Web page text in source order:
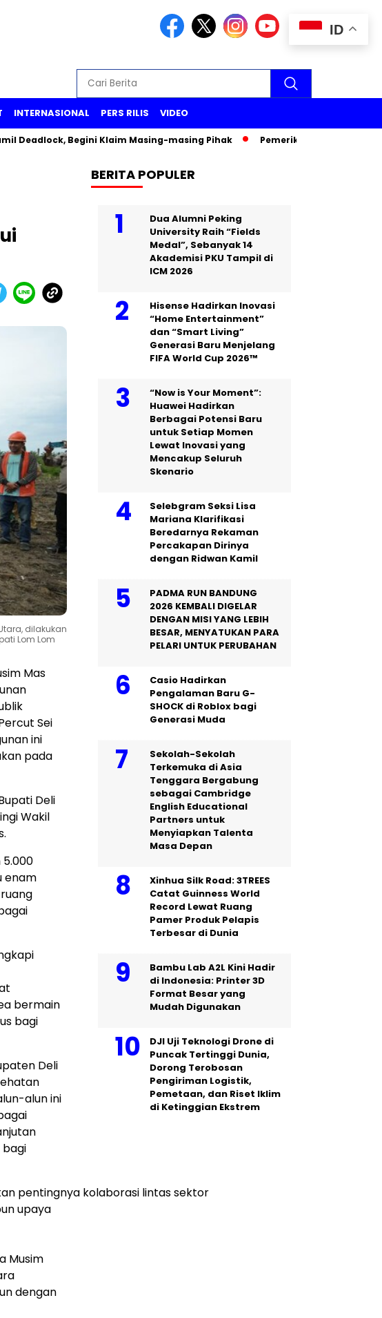
INTERNASIONAL PERS RILIS VIDEO
Begini Klaim Masing-masing Pihak Pemeriksaan Wakil Menteri PU
dilakukan
Lom Lom
Mas
Sei
ini
pada
Deli
Wakil
enam
bermain
bagi
Deli
alun ini
pentingnya kolaborasi lintas sektor
upaya
Musim
dengan
BERITA POPULER
Dua Alumni Peking
University Raih “Fields
Medal”, Sebanyak 14
Akademisi PKU Tampil di
ICM 2026
Hisense Hadirkan Inovasi
“Home Entertainment”
dan “Smart Living”
Generasi Baru Menjelang
FIFA World Cup 2026™
“Now is Your Moment”:
Huawei Hadirkan
Berbagai Potensi Baru
untuk Setiap Momen
Lewat Inovasi yang
Mencakup Seluruh
Skenario
Selebgram Seksi Lisa
Mariana Klarifikasi
Beredarnya Rekaman
Percakapan Dirinya
dengan Ridwan Kamil
PADMA RUN BANDUNG
2026 KEMBALI DIGELAR
DENGAN MISI YANG LEBIH
BESAR, MENYATUKAN PARA
PELARI UNTUK PERUBAHAN
Casio Hadirkan
Pengalaman Baru G-
SHOCK di Roblox bagi
Generasi Muda
Sekolah-Sekolah
Terkemuka di Asia
Tenggara Bergabung
sebagai Cambridge
English Educational
Partners untuk
Menyiapkan Talenta
Masa Depan
Xinhua Silk Road: 3TREES
Catat Guinness World
Record Lewat Ruang
Pamer Produk Pelapis
Terbesar di Dunia
Bambu Lab A2L Kini Hadir
di Indonesia: Printer 3D
Format Besar yang
Mudah Digunakan
DJI Uji Teknologi Drone di
Puncak Tertinggi Dunia,
Dorong Terobosan
Pengiriman Logistik,
Pemetaan, dan Riset Iklim
di Ketinggian Ekstrem
ID